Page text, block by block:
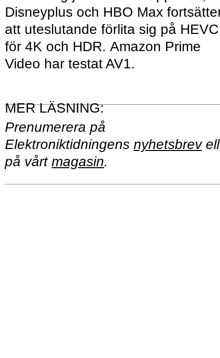
Disneyplus och HBO Max
att uteslutande förlita sig på HEVC
för 4K och HDR. Amazon Prime
Video har testat AV1.
Prenumerera på
Elektroniktidningens nyhetsbrev
på vårt magasin.